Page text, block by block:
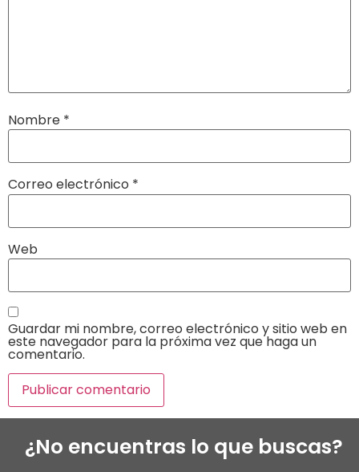
Nombre *
Correo electrónico *
Web
Guardar mi nombre, correo electrónico y sitio web en
este navegador para la próxima vez que haga un
comentario.
¿No encuentras lo que buscas?